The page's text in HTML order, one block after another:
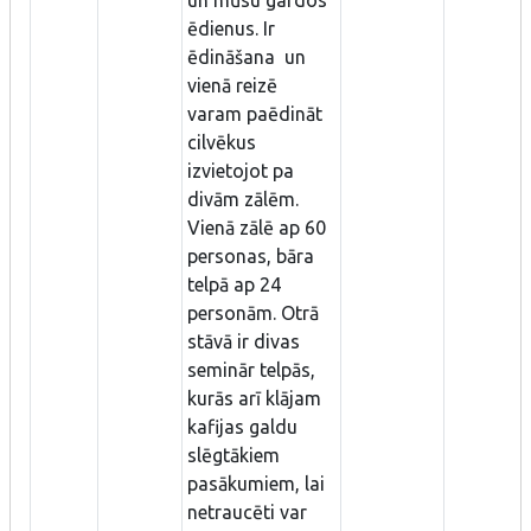
ēdienus. Ir
ēdināšana un
vienā reizē
varam paēdināt
cilvēkus
izvietojot pa
divām zālēm.
Vienā zālē ap 60
personas, bāra
telpā ap 24
personām. Otrā
stāvā ir divas
seminār telpās,
kurās arī klājam
kafijas galdu
slēgtākiem
pasākumiem, lai
netraucēti var